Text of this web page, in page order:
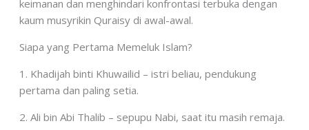
keimanan dan menghindari konfrontasi terbuka dengan
kaum musyrikin Quraisy di awal-awal.
Siapa yang Pertama Memeluk Islam?
1. Khadijah binti Khuwailid – istri beliau, pendukung
pertama dan paling setia.
2. Ali bin Abi Thalib – sepupu Nabi, saat itu masih remaja.